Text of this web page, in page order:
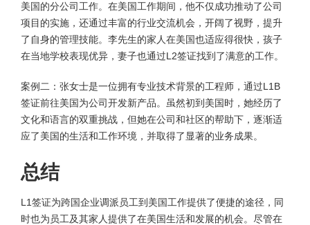
美国的分公司工作。在美国工作期间，他不仅成功推动了公司
项目的实施，还通过丰富的行业交流机会，开阔了视野，提升
了自身的管理技能。李先生的家人在美国也适应得很快，孩子
在当地学校表现优异，妻子也通过L2签证找到了满意的工作。
案例二：张女士是一位拥有专业技术背景的工程师，通过L1B
签证前往美国为公司开发新产品。虽然初到美国时，她经历了
文化和语言的双重挑战，但她在公司和社区的帮助下，逐渐适
应了美国的生活和工作环境，并取得了显著的业务成果。
总结
L1签证为跨国企业调派员工到美国工作提供了便捷的途径，同
时也为员工及其家人提供了在美国生活和发展的机会。尽管在